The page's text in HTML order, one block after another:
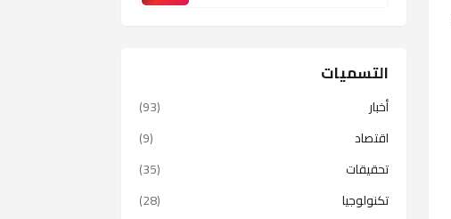
التسميات
أخبار
(93)
اقتصاد
(9)
تحقيقات
(35)
تكنولوجيا
(28)